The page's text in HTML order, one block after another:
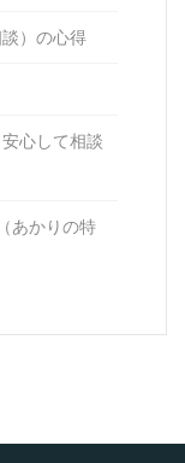
）の心得
心して相談
あかりの特